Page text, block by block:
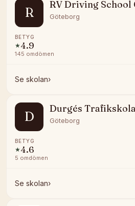
R
RV Driving School
Göteborg
BETYG
★4.9
145 omdömen
Se skolan›
D
Durgés Trafikskola
Göteborg
BETYG
★4.6
5 omdömen
Se skolan›